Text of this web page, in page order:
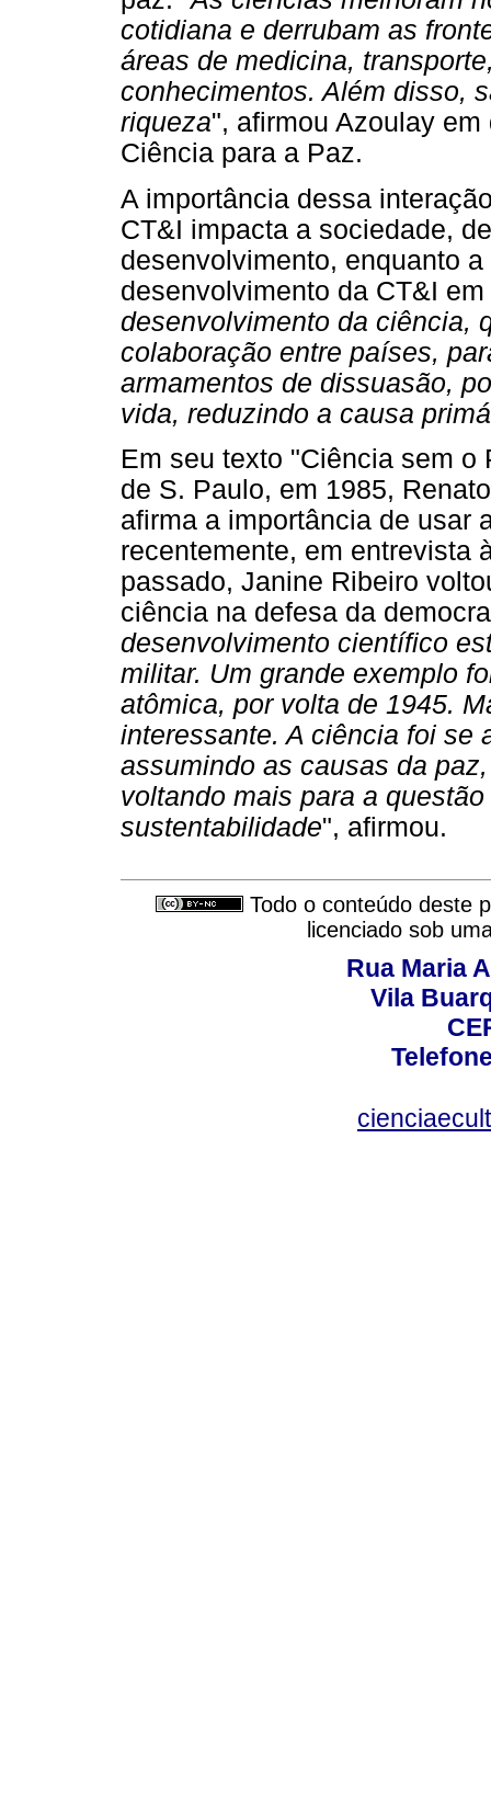
cotidiana e derrubam as
áreas de medicina,
conhecimentos. Além disso,
riqueza", afirmou Azoulay
Ciência para a Paz.
A importância dessa
CT&I impacta a sociedade,
desenvolvimento, enquanto
desenvolvimento da CT&I
desenvolvimento da ciência,
colaboração entre países,
armamentos de dissuasão,
vida, reduzindo a causa
Em seu texto "Ciência sem o
de S. Paulo, em 1985,
afirma a importância de usar
recentemente, em entrevista
passado, Janine Ribeiro
ciência na defesa da
desenvolvimento científico
militar. Um grande exemplo
atômica, por volta de 1945.
interessante. A ciência foi se
assumindo as causas da
voltando mais para a
sustentabilidade", afirmou.
Todo o conteúdo deste
licenciado sob
Rua Maria
Vila